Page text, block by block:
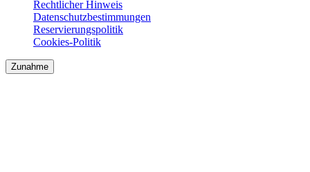
Rechtlicher Hinweis
Datenschutzbestimmungen
Reservierungspolitik
Cookies-Politik
Zunahme